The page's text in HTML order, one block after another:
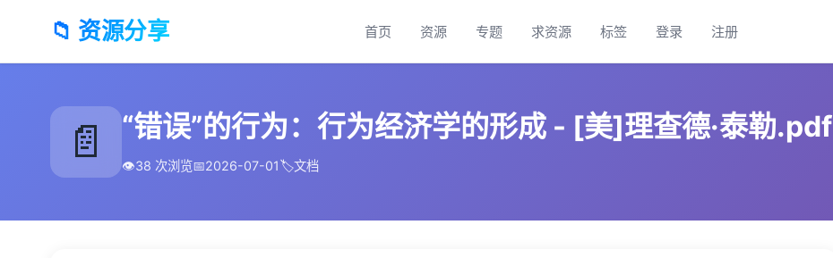
📁 资源分享 首页 资源 专题 求资源 标签 登录 注册
📄 “错误”的行为：行为经济学的形成 - [美]理查德·泰勒.pdf
👁️38 次浏览📅2026-07-01🏷️文档